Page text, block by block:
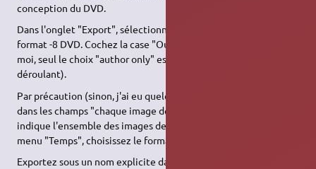
conception du DVD.
Dans l'onglet "Export", sélectionnez "mpeg" et choisissez le
format -8 DVD. Cochez la case "Output dvdauthor xml" (chez
moi, seul le choix "author only" est possible dans le menu
déroulant).
Par précaution (sinon, j'ai eu quelques soucis), assurez-vous que
dans les champs "chaque image de" en haut du panneau
indique l'ensemble des images de votre montage (dans le
menu "Temps", choisissez le format "images").
Exportez sous un nom explicite dans un dossier de votre choix.